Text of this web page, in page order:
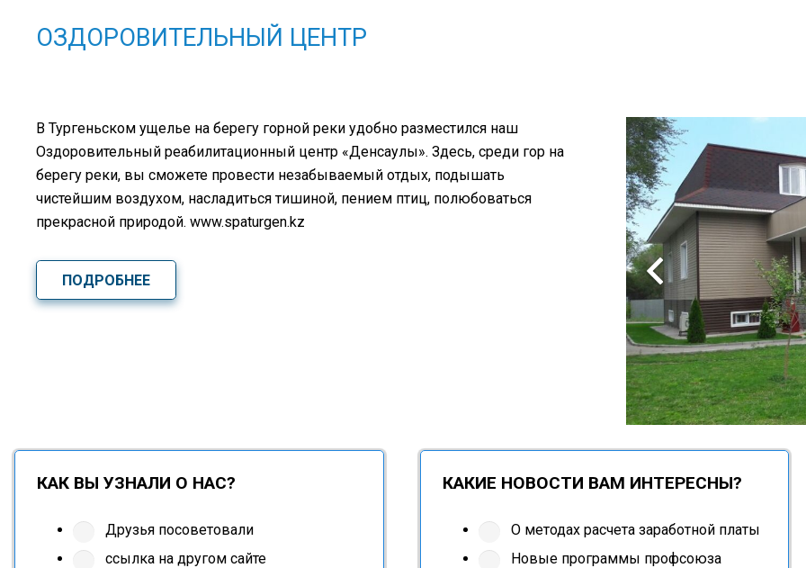
ОЗДОРОВИТЕЛЬНЫЙ ЦЕНТР
В Тургеньском ущелье на берегу горной реки удобно разместился наш
Оздоровительный реабилитационный центр «Денсаулық». Здесь, среди гор на
берегу реки, вы сможете провести незабываемый отдых, подышать
чистейшим воздухом, насладиться тишиной, пением птиц, полюбоваться
прекрасной природой. www.spaturgen.kz
ПОДРОБНЕЕ
КАК ВЫ УЗНАЛИ О НАС?
Друзья посоветовали
ссылка на другом сайте
КАКИЕ НОВОСТИ ВАМ ИНТЕРЕСНЫ?
О методах расчета заработной платы
Новые программы профсоюза